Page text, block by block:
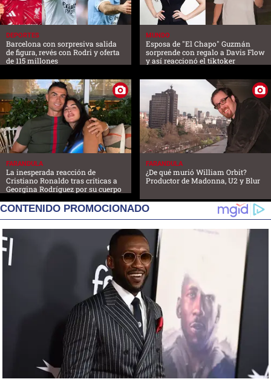
DEPORTES
Barcelona con sorpresiva salida
de figura, revés con Rodri y oferta
de 115 millones
MUNDO
Esposa de "El Chapo" Guzmán
sorprende con regalo a Davis Flow
y así reaccionó el tiktoker
FARANDULA
La inesperada reacción de
Cristiano Ronaldo tras críticas a
Georgina Rodríguez por su cuerpo
FARANDULA
¿De qué murió William Orbit?
Productor de Madonna, U2 y Blur
CONTENIDO PROMOCIONADO